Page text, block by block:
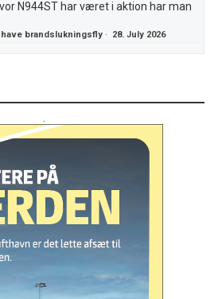
N944ST har været i aktion har man
brandslukningsfly · 28. July 2026
.